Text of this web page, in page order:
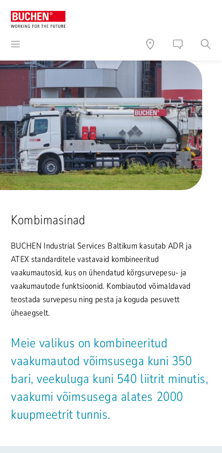
Kombimasinad
BUCHEN Industrial Services Baltikum kasutab ADR ja
ATEX standarditele vastavaid kombineeritud
vaakumautosid, kus on ühendatud kõrgsurvepesu- ja
vaakumautode funktsioonid. Kombiautod võimaldavad
teostada survepesu ning pesta ja koguda pesuvett
üheaegselt.
Meie valikus on kombineeritud
vaakumautod võimsusega kuni 350
bari, veekuluga kuni 540 liitrit minutis,
vaakumi võimsusega alates 2000
kuupmeetrit tunnis.